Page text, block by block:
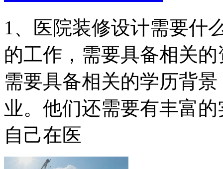
1、医院装修设计需要什
的工作，需要具备相关
需要具备相关的学历背
业。他们还需要有丰富
自己在医